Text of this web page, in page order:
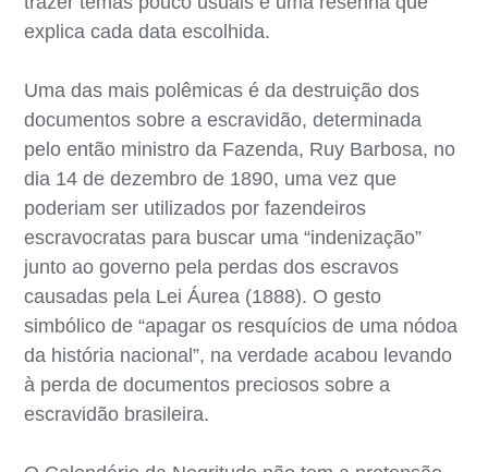
explica cada data escolhida.
Uma das mais polêmicas é da destruição dos
documentos sobre a escravidão, determinada
pelo então ministro da Fazenda, Ruy Barbosa, no
dia 14 de dezembro de 1890, uma vez que
poderiam ser utilizados por fazendeiros
escravocratas para buscar uma “indenização”
junto ao governo pela perdas dos escravos
causadas pela Lei Áurea (1888). O gesto
simbólico de “apagar os resquícios de uma nódoa
da história nacional”, na verdade acabou levando
à perda de documentos preciosos sobre a
escravidão brasileira.